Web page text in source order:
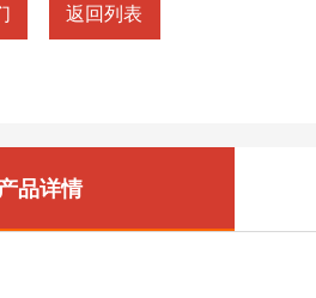
返回列表
品详情